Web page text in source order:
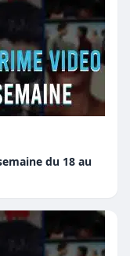
du 18 au